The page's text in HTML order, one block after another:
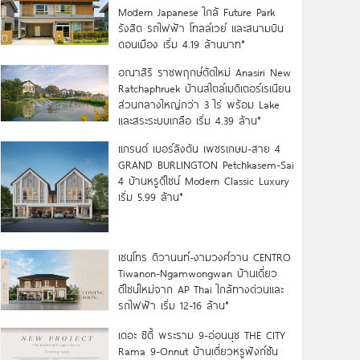
Modern Japanese ใกล้ Future Park
รังสิต รถไฟฟ้า โทลล์เวย์ และสนามบิน
ดอนเมือง เริ่ม 4.19 ล้านบาท*
อณาสิริ ราชพฤกษ์ตัดใหม่ Anasiri New
Ratchaphruek บ้านสไตล์เมดิเตอร์เรเนียน
ส่วนกลางใหญ่กว่า 3 ไร่ พร้อม Lake
และสระระบบเกลือ เริ่ม 4.39 ล้าน*
แกรนด์ เบอร์ลิงตัน เพชรเกษม-สาย 4
GRAND BURLINGTON Petchkasem-Sai
4 บ้านหรูดีไซน์ Modern Classic Luxury
เริ่ม 5.99 ล้าน*
เซนโทร ติวานนท์-งามวงศ์วาน CENTRO
Tiwanon-Ngamwongwan บ้านเดี่ยว
ดีไซน์ใหม่จาก AP Thai ใกล้ทางด่วนและ
รถไฟฟ้า เริ่ม 12-16 ล้าน*
เดอะ ซิตี้ พระราม 9-อ่อนนุช THE CITY
Rama 9-Onnut บ้านเดี่ยวหรูฟังก์ชัน